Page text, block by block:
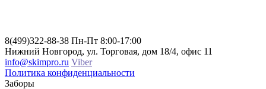
8(499)322-88-38 Пн-Пт 8:00-17:00
Нижний Новгород, ул. Торговая, дом 18/4, офис 11
info@skimpro.ru Viber
Политика конфиденциальности
Заборы